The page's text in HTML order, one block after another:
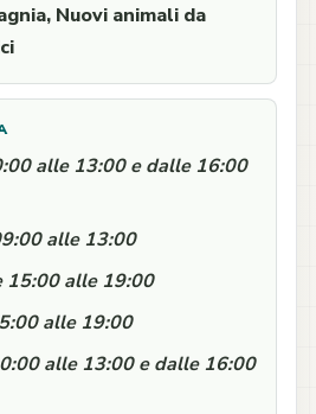
Nuovi animali da
alle 13:00 e dalle 16:00
alle 13:00
15:00 alle 19:00
alle 19:00
alle 13:00 e dalle 16:00